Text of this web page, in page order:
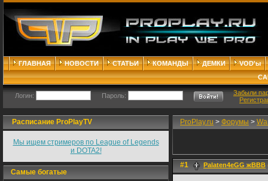
ГЛАВНАЯ НОВОСТИ СТАТЬИ КОМАНДЫ ДЕМКИ
VOD'ы
Логин: Пароль:
Забыли
Расписание ProPlayTV
Мы ищем стримеров по League of Legends
и DOTA2!
Самые богатые
ProPlay.ru > Форумы >
#1 Palaten4eGG жВВВ